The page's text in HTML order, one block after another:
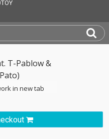
in new tab